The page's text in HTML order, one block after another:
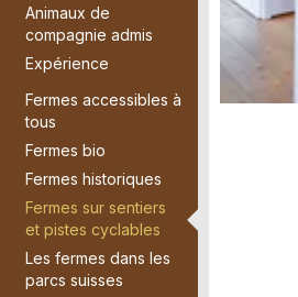
Animaux de
compagnie admis
Expérience
Fermes accessibles à
tous
Fermes bio
Fermes historiques
Fermes sur sentiers
et pistes cyclables
Les fermes dans les
parcs suisses